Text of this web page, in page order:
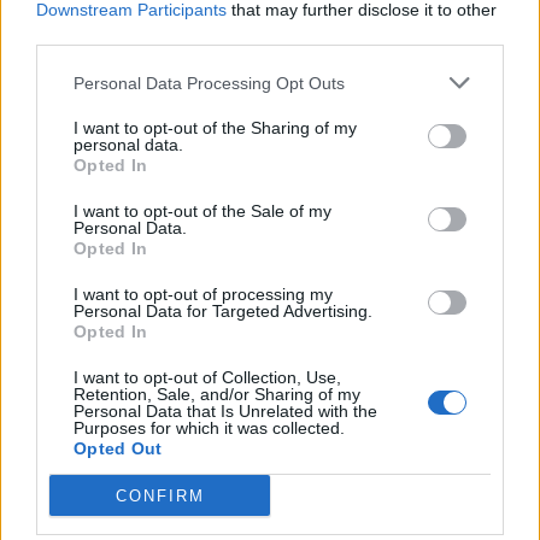
Downstream Participants that may further disclose it to other
Personal Data Processing Opt Outs
I want to opt-out of the Sharing of my
personal data.
Opted In
I want to opt-out of the Sale of my
Personal Data.
Opted In
I want to opt-out of processing my
Personal Data for Targeted Advertising.
Opted In
I want to opt-out of Collection, Use,
Retention, Sale, and/or Sharing of my
Personal Data that Is Unrelated with the
Purposes for which it was collected.
Opted Out
CONFIRM